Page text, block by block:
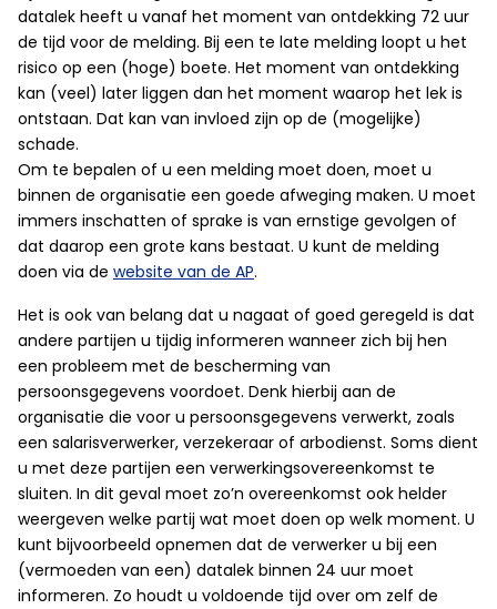
datalek heeft u vanaf het moment van ontdekking 72 uur
de tijd voor de melding. Bij een te late melding loopt u het
risico op een (hoge) boete. Het moment van ontdekking
kan (veel) later liggen dan het moment waarop het lek is
ontstaan. Dat kan van invloed zijn op de (mogelijke)
schade.
Om te bepalen of u een melding moet doen, moet u
binnen de organisatie een goede afweging maken. U moet
immers inschatten of sprake is van ernstige gevolgen of
dat daarop een grote kans bestaat. U kunt de melding
doen via de website van de AP.
Het is ook van belang dat u nagaat of goed geregeld is dat
andere partijen u tijdig informeren wanneer zich bij hen
een probleem met de bescherming van
persoonsgegevens voordoet. Denk hierbij aan de
organisatie die voor u persoonsgegevens verwerkt, zoals
een salarisverwerker, verzekeraar of arbodienst. Soms dient
u met deze partijen een verwerkingsovereenkomst te
sluiten. In dit geval moet zo’n overeenkomst ook helder
weergeven welke partij wat moet doen op welk moment. U
kunt bijvoorbeeld opnemen dat de verwerker u bij een
(vermoeden van een) datalek binnen 24 uur moet
informeren. Zo houdt u voldoende tijd over om zelf de